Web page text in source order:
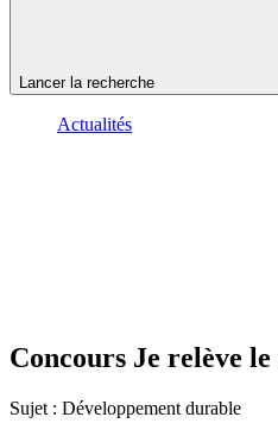
Lancer la recherche
Actualités
Concours Je relève le
Sujet : Développement durable